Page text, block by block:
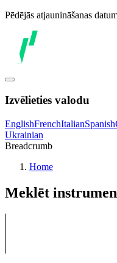
Pēdējās atjaunināšanas
Izvēlieties valodu
EnglishFrenchItalianSpanish
Ukrainian
Breadcrumb
Home
Meklēt